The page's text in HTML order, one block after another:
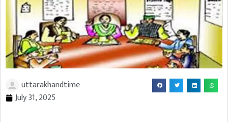
uttarakhandtime
July 31, 2025